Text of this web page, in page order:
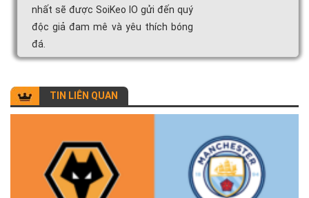
nhất sẽ được SoiKeo IO gửi đến quý
độc giả đam mê và yêu thích bóng
đá.
TIN LIÊN QUAN